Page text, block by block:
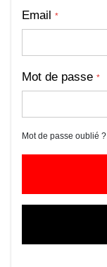
Email
Mot de passe
Mot de passe oublié ?